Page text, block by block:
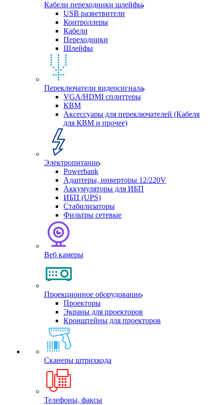
Кабели переходники шлейфы
USB разветвители
Контроллеры
Кабели
Переходники
Шлейфы
Переключатели видеосигнала
VGA/HDMI сплиттеры
КВМ
Аксессуары для переключателей (Кабеля
для КВМ и прочее)
Электропитание
Powerbank
Адаптеры, инверторы 12/220V
Аккумуляторы для ИБП
ИБП (UPS)
Стабилизаторы
Фильтры сетевые
Веб камеры
Проекционное оборудование
Проекторы
Экраны для проекторов
Кронштейны для проекторов
Сканеры штрихкода
Телефоны, факсы